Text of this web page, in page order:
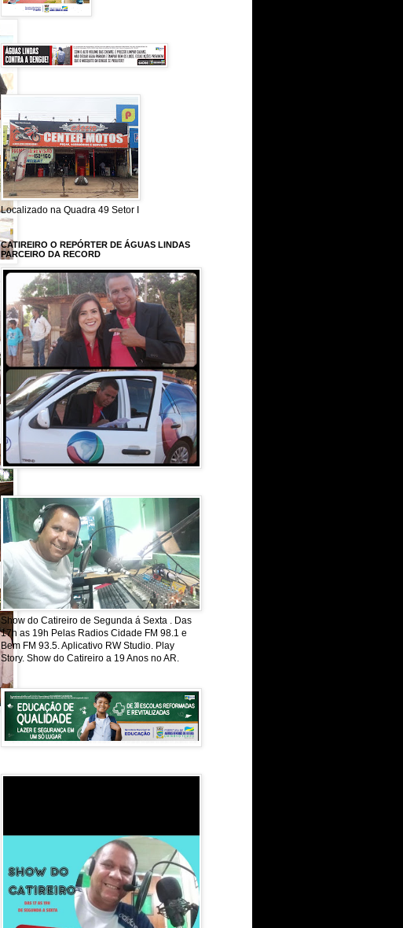
Localizado na Quadra 49 Setor I
CATIREIRO O REPÓRTER DE ÁGUAS LINDAS
PARCEIRO DA RECORD
Show do Catireiro de Segunda á Sexta . Das
17h as 19h Pelas Radios Cidade FM 98.1 e
Bem FM 93.5. Aplicativo RW Studio. Play
Story. Show do Catireiro a 19 Anos no AR.